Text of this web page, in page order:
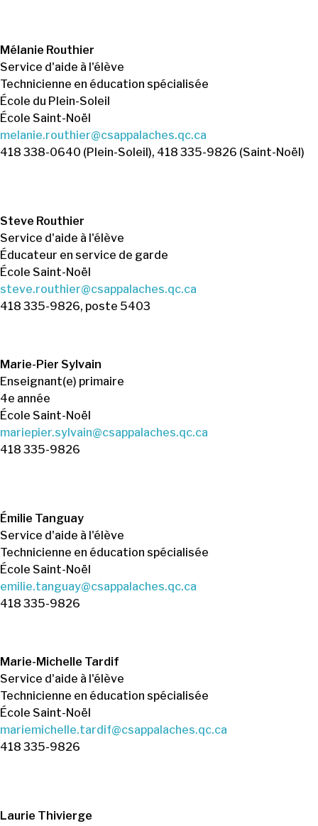
Mélanie Routhier
Service d'aide à l'élève
Technicienne en éducation spécialisée
École du Plein-Soleil
École Saint-Noël
melanie.routhier@csappalaches.qc.ca
418 338-0640 (Plein-Soleil), 418 335-9826 (Saint-Noël)
Steve Routhier
Service d'aide à l'élève
Éducateur en service de garde
École Saint-Noël
steve.routhier@csappalaches.qc.ca
418 335-9826, poste 5403
Marie-Pier Sylvain
Enseignant(e) primaire
4e année
École Saint-Noël
mariepier.sylvain@csappalaches.qc.ca
418 335-9826
Émilie Tanguay
Service d'aide à l'élève
Technicienne en éducation spécialisée
École Saint-Noël
emilie.tanguay@csappalaches.qc.ca
418 335-9826
Marie-Michelle Tardif
Service d'aide à l'élève
Technicienne en éducation spécialisée
École Saint-Noël
mariemichelle.tardif@csappalaches.qc.ca
418 335-9826
Laurie Thivierge